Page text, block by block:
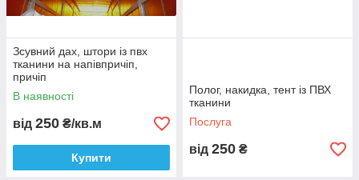
Зсувний дах, штори із пвх
тканини на напівпричіп,
причіп
В наявності
від 250 ₴/кв.м
Купити
Полог, накидка, тент із ПВХ
тканини
Послуга
від 250 ₴